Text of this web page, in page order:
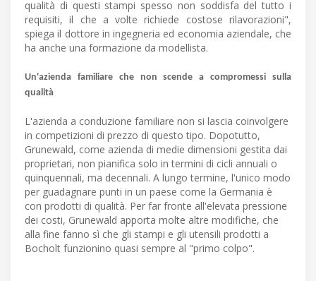
qualità di questi stampi spesso non soddisfa del tutto i
requisiti, il che a volte richiede costose rilavorazioni",
spiega il dottore in ingegneria ed economia aziendale, che
ha anche una formazione da modellista.
Un'azienda familiare che non scende a compromessi sulla
qualità
L'azienda a conduzione familiare non si lascia coinvolgere
in competizioni di prezzo di questo tipo. Dopotutto,
Grunewald, come azienda di medie dimensioni gestita dai
proprietari, non pianifica solo in termini di cicli annuali o
quinquennali, ma decennali. A lungo termine, l'unico modo
per guadagnare punti in un paese come la Germania è
con prodotti di qualità. Per far fronte all'elevata pressione
dei costi, Grunewald apporta molte altre modifiche, che
alla fine fanno sì che gli stampi e gli utensili prodotti a
Bocholt funzionino quasi sempre al "primo colpo".